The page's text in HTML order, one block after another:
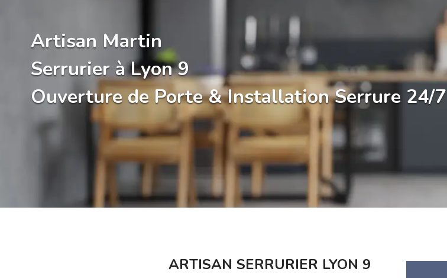
Artisan Martin
Serrurier à Lyon 9
Ouverture de Porte & Installation Serrure 24/7
ARTISAN SERRURIER LYON 9